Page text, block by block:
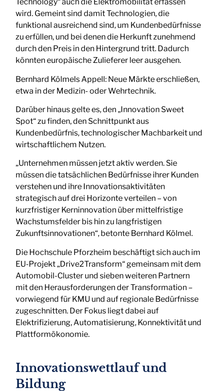
wird. Gemeint sind damit Technologien, die
funktional ausreichend sind, um Kundenbedürfnisse
zu erfüllen, und bei denen die Herkunft zunehmend
durch den Preis in den Hintergrund tritt. Dadurch
könnten europäische Zulieferer leer ausgehen.
Bernhard Kölmels Appell: Neue Märkte erschließen,
etwa in der Medizin- oder Wehrtechnik.
Darüber hinaus gelte es, den „Innovation Sweet
Spot“ zu finden, den Schnittpunkt aus
Kundenbedürfnis, technologischer Machbarkeit und
wirtschaftlichem Nutzen.
„Unternehmen müssen jetzt aktiv werden. Sie
müssen die tatsächlichen Bedürfnisse ihrer Kunden
verstehen und ihre Innovationsaktivitäten
strategisch auf drei Horizonte verteilen – von
kurzfristiger Kerninnovation über mittelfristige
Wachstumsfelder bis hin zu langfristigen
Zukunftsinnovationen“, betonte Bernhard Kölmel.
Die Hochschule Pforzheim beschäftigt sich auch im
EU-Projekt „Drive2Transform“ gemeinsam mit dem
Automobil-Cluster und sieben weiteren Partnern
mit den Herausforderungen der Transformation –
vorwiegend für KMU und auf regionale Bedürfnisse
zugeschnitten. Der Fokus liegt dabei auf
Elektrifizierung, Automatisierung, Konnektivität und
Plattformökonomie.
Innovationswettlauf und
Bildung